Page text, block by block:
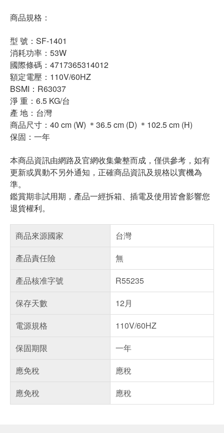
商品規格：
型 號：SF-1401
消耗功率：53W
國際條碼：4717365314012
額定電壓：110V/60HZ
BSMI：R63037
淨 重：6.5 KG/台
產 地：台灣
商品尺寸：40 cm (W) ＊36.5 cm (D) ＊102.5 cm (H)
保固：一年
本商品資訊由網路及官網收集彙整而成，僅供參考，如有
更新或異動不另外通知，正確商品資訊及規格以實機為
準。
鑑賞期非試用期，產品一經拆箱、插電及使用皆會影響您
退貨權利。
商品來源國家
台灣
產品責任險
無
產品核准字號
R55235
保存天數
12月
電源規格
110V/60HZ
保固期限
一年
應免稅
應稅
應免稅
應稅